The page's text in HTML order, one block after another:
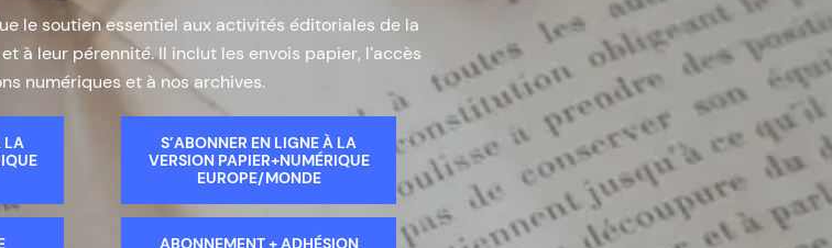
le soutien essentiel aux activités éditoriales de la
à leur pérennité. Il inclut les envois papier, l’accès
numériques et à nos archives.
LA
S’ABONNER EN LIGNE À LA
VERSION PAPIER+NUMÉRIQUE
EUROPE/MONDE
ABONNEMENT + ADHÉSION